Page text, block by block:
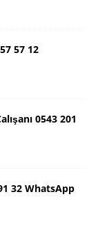
57 12
0543 201
32 WhatsApp